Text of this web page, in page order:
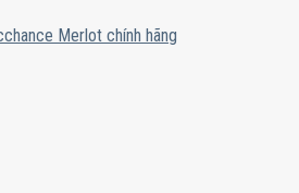
Merlot chính hãng